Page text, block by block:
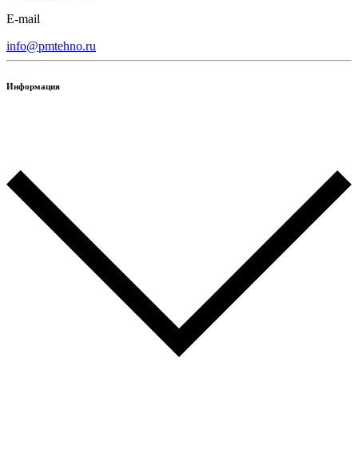
E-mail
info@pmtehno.ru
Информация